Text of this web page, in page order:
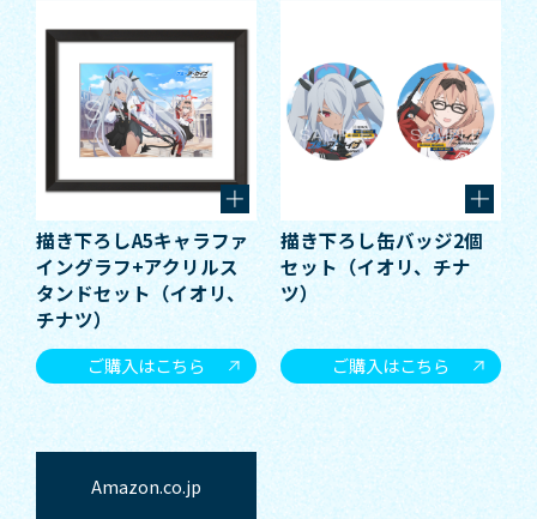
描き下ろしA5キャラファ
イングラフ+アクリルス
タンドセット（イオリ、
チナツ）
ご購入はこちら
描き下ろし缶バッジ2個
セット（イオリ、チナ
ツ）
ご購入はこちら
Amazon.co.jp